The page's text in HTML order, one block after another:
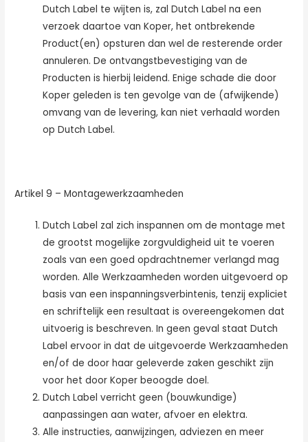
Dutch Label te wijten is, zal Dutch Label na een
verzoek daartoe van Koper, het ontbrekende
Product(en) opsturen dan wel de resterende order
annuleren. De ontvangstbevestiging van de
Producten is hierbij leidend. Enige schade die door
Koper geleden is ten gevolge van de (afwijkende)
omvang van de levering, kan niet verhaald worden
op Dutch Label.
Artikel 9 – Montagewerkzaamheden
Dutch Label zal zich inspannen om de montage met
de grootst mogelijke zorgvuldigheid uit te voeren
zoals van een goed opdrachtnemer verlangd mag
worden. Alle Werkzaamheden worden uitgevoerd op
basis van een inspanningsverbintenis, tenzij expliciet
en schriftelijk een resultaat is overeengekomen dat
uitvoerig is beschreven. In geen geval staat Dutch
Label ervoor in dat de uitgevoerde Werkzaamheden
en/of de door haar geleverde zaken geschikt zijn
voor het door Koper beoogde doel.
Dutch Label verricht geen (bouwkundige)
aanpassingen aan water, afvoer en elektra.
Alle instructies, aanwijzingen, adviezen en meer